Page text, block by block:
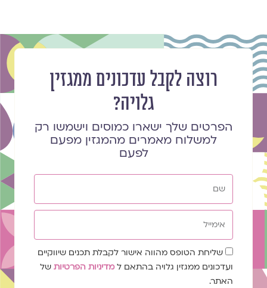
רוצה לקבל עדכונים ממגזין
גלויה?
הפרטים שלך ישארו כמוסים וישמשו רק
למשלוח מאמרים מהמגזין מפעם
לפעם
שדה
הסכמה
שליחת הטופס מהווה אישור לקבלת תכנים שיווקיים
ועדכונים ממגזין גלויה בהתאם למדיניות הפרטיות של
האתר.